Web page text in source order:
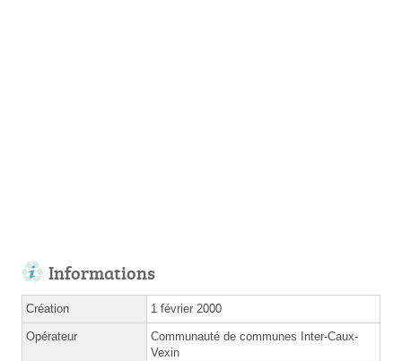
Informations
Création 1 février 2000
Opérateur
Communauté de communes Inter-Caux-
Vexin